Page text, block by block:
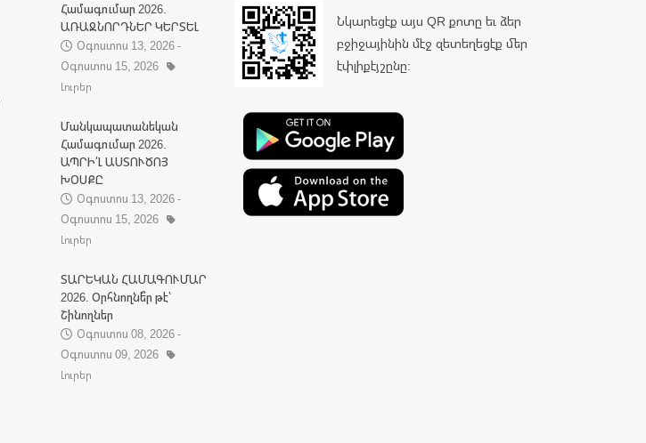
Համագումար 2026.
ԱՌԱՋՆՈՐԴՆԵՐ ԿԵՐՏԵԼ
Օգոստոս 13, 2026 -
Օգոստոս 15, 2026
Լուրեր
Մանկապատանեկան
Համագումար 2026.
ԱՊՐԻ՛Լ ԱՍՏՈՒԾՈՅ
ԽՕՍՔԸ
Օգոստոս 13, 2026 -
Օգոստոս 15, 2026
Լուրեր
ՏԱՐԵԿԱՆ ՀԱՄԱԳՈՒՄԱՐ
2026. Օրհնողնե՞ր թէ՝
Շինողներ
Օգոստոս 08, 2026 -
Օգոստոս 09, 2026
Լուրեր
Նկարեցէք այս QR քոտը եւ ձեր
բջիջայինին մէջ զետեղեցէք մեր
էփլիքէյշընը: